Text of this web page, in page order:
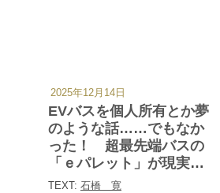
EVバスを個人所有とか夢
のような話……でもなか
った！ 超最先端バスの
「ｅパレット」が現実的
な値段で一般販売される
TEXT: 石橋 寛
2025年12月14日